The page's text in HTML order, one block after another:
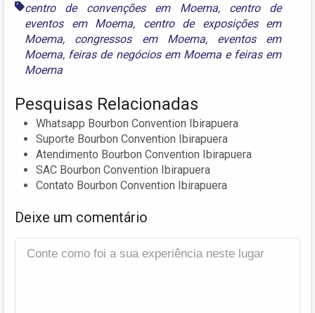
centro de convenções em Moema, centro de
eventos em Moema, centro de exposições em
Moema, congressos em Moema, eventos em
Moema, feiras de negócios em Moemae feiras em
Moema
Pesquisas Relacionadas
Whatsapp Bourbon Convention Ibirapuera
Suporte Bourbon Convention Ibirapuera
Atendimento Bourbon Convention Ibirapuera
SAC Bourbon Convention Ibirapuera
Contato Bourbon Convention Ibirapuera
Deixe um comentário